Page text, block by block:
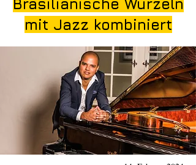
Brasilianische Wurzeln
mit Jazz kombiniert